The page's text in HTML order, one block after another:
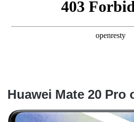
Huawei Mate 20 Pro